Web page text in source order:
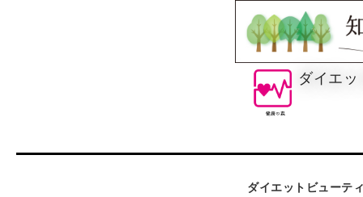
ダイエ
ダイエットビューテ